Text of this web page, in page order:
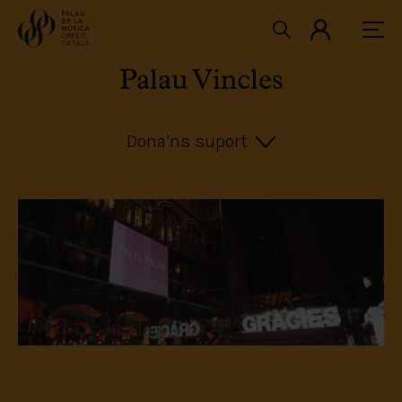
Palau Vincles
Dona’ns suport